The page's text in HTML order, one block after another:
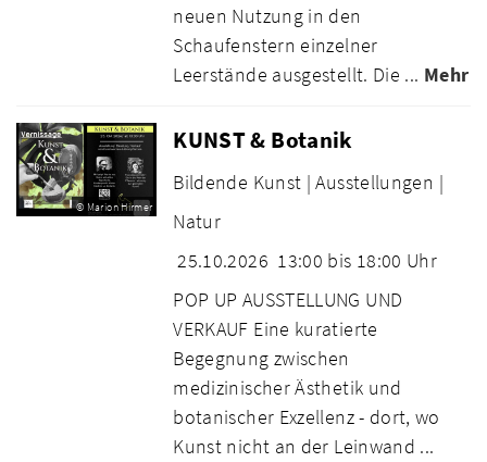
neuen Nutzung in den
Schaufenstern einzelner
Leerstände ausgestellt. Die ... Mehr
© Marion Hirmer
KUNST & Botanik
Bildende Kunst | Ausstellungen |
Natur
25.10.2026 13:00 bis 18:00 Uhr
POP UP AUSSTELLUNG UND
VERKAUF Eine kuratierte
Begegnung zwischen
medizinischer Ästhetik und
botanischer Exzellenz - dort, wo
Kunst nicht an der Leinwand ...